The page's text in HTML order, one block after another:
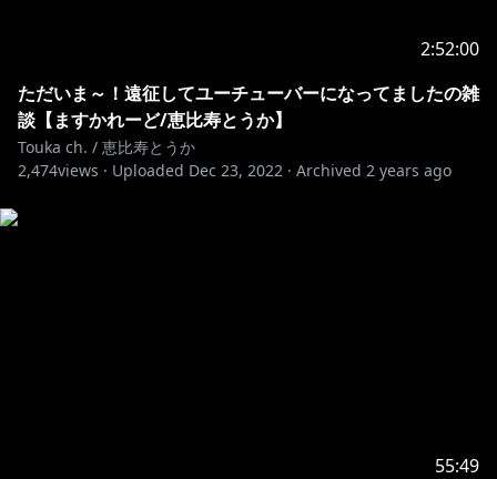
2:52:00
ただいま～！遠征してユーチューバーになってましたの雑
談【ますかれーど/恵比寿とうか】
Touka ch. / 恵比寿とうか
2,474views · Uploaded Dec 23, 2022 · Archived 2 years ago
55:49